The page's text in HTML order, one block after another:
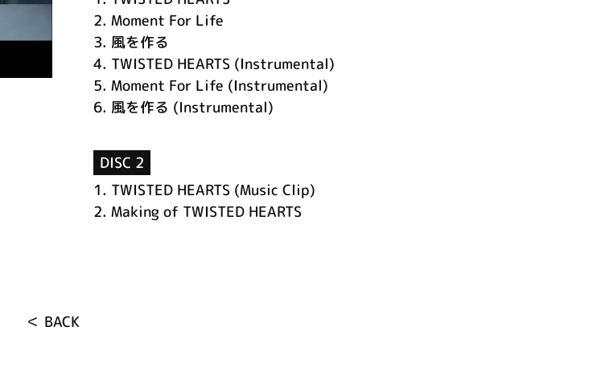
2. Moment For Life
3. 風を作る
4. TWISTED HEARTS (Instrumental)
5. Moment For Life (Instrumental)
6. 風を作る (Instrumental)
DISC 2
1. TWISTED HEARTS (Music Clip)
2. Making of TWISTED HEARTS
＜ BACK